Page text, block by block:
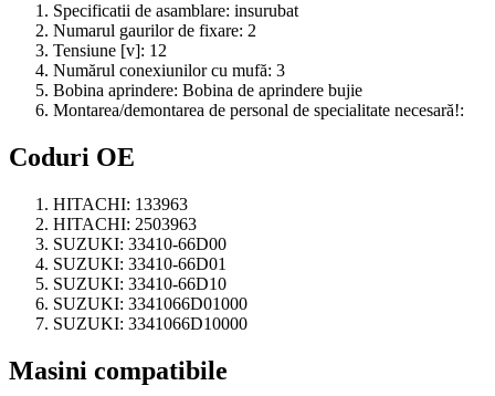
Specificatii de asamblare: insurubat
Numarul gaurilor de fixare: 2
Tensiune [v]: 12
Numărul conexiunilor cu mufă: 3
Bobina aprindere: Bobina de aprindere bujie
Montarea/demontarea de personal de specialitate necesară!:
Coduri OE
HITACHI: 133963
HITACHI: 2503963
SUZUKI: 33410-66D00
SUZUKI: 33410-66D01
SUZUKI: 33410-66D10
SUZUKI: 3341066D01000
SUZUKI: 3341066D10000
Masini compatibile